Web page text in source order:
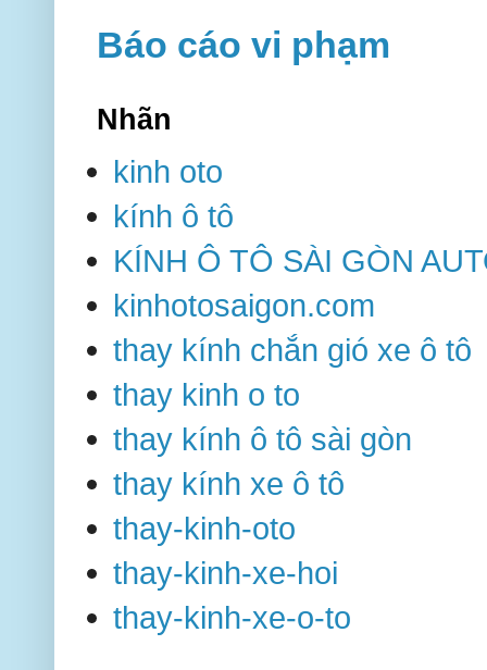
Báo cáo vi phạm
Nhãn
kinh oto
kính ô tô
KÍNH Ô TÔ SÀI GÒN
kinhotosaigon.com
thay kính chắn gió xe ô tô
thay kinh o to
thay kính ô tô sài gòn
thay kính xe ô tô
thay-kinh-oto
thay-kinh-xe-hoi
thay-kinh-xe-o-to